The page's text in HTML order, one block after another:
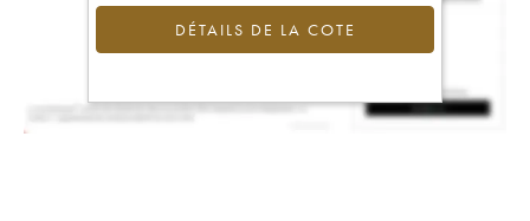
DÉTAILS DE LA COTE